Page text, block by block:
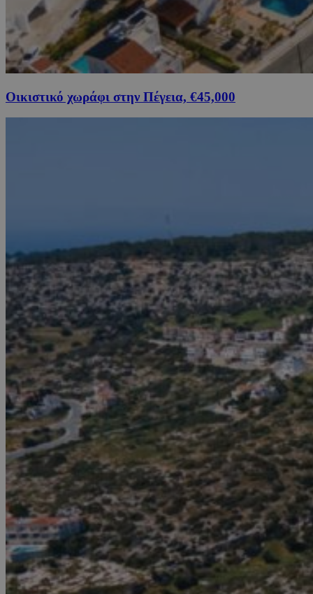
Οικιστικό χωράφι στην Πέγεια, €45,000